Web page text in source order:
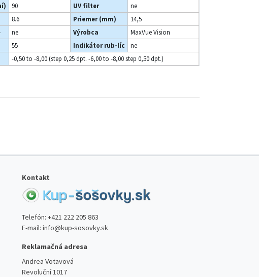
90 UV filter
ne
8.6 Priemer (mm)
14,5
ne Výrobca
MaxVue Vision
55 Indikátor rub-líc
ne
-0,50 to -8,00 (step 0,25 dpt. -6,00 to -8,00 step 0,50 dpt.)
Kontakt
Telefón: +421 222 205 863
E-mail: info@kup-sosovky.sk
Reklamačná adresa
Andrea Votavová
Revoluční 1017